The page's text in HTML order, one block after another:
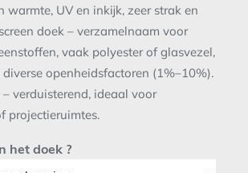
warmte, UV en inkijk, zeer strak en
doek – verzamelnaam voor
vaak polyester of glasvezel,
openheidsfactoren (1%–10%).
verduisterend, ideaal voor
projectieruimtes.
het doek ?